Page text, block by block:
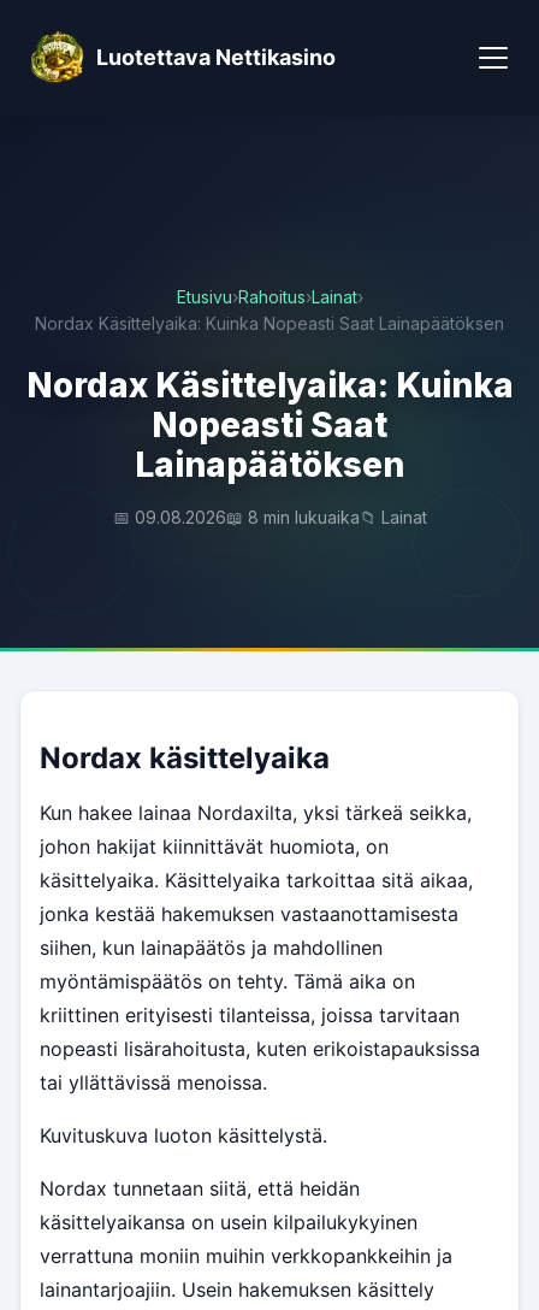
Luotettava Nettikasino
Etusivu›Rahoitus›Lainat›
Nordax Käsittelyaika: Kuinka Nopeasti Saat Lainapäätöksen
Nordax Käsittelyaika: Kuinka
Nopeasti Saat
Lainapäätöksen
📅 09.08.2026📖 8 min lukuaika📁 Lainat
Nordax käsittelyaika
Kun hakee lainaa Nordaxilta, yksi tärkeä seikka,
johon hakijat kiinnittävät huomiota, on
käsittelyaika. Käsittelyaika tarkoittaa sitä aikaa,
jonka kestää hakemuksen vastaanottamisesta
siihen, kun lainapäätös ja mahdollinen
myöntämispäätös on tehty. Tämä aika on
kriittinen erityisesti tilanteissa, joissa tarvitaan
nopeasti lisärahoitusta, kuten erikoistapauksissa
tai yllättävissä menoissa.
Kuvituskuva luoton käsittelystä.
Nordax tunnetaan siitä, että heidän
käsittelyaikansa on usein kilpailukykyinen
verrattuna moniin muihin verkkopankkeihin ja
lainantarjoajiin. Usein hakemuksen käsittely